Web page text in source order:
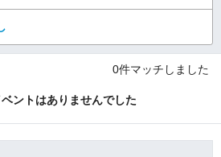
0件マッチしました
ントはありませんでした